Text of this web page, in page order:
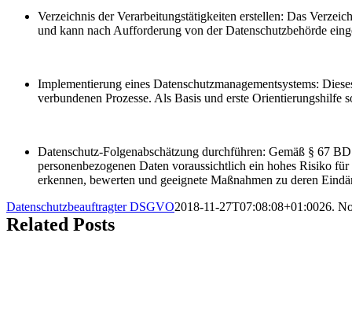
Verzeichnis der Verarbeitungstätigkeiten erstellen: Das
und kann nach Aufforderung von der Datenschutzbehörde
Implementierung eines Datenschutzmanagementsystems:
verbundenen Prozesse. Als Basis und erste Orientierungshilfe
Datenschutz-Folgenabschätzung durchführen: Gemäß § 67
personenbezogenen Daten voraussichtlich ein hohes Risiko
erkennen, bewerten und geeignete Maßnahmen zu deren
Datenschutzbeauftragter DSGVO2018-11-27T07:08:08+01:0026.
Related Posts